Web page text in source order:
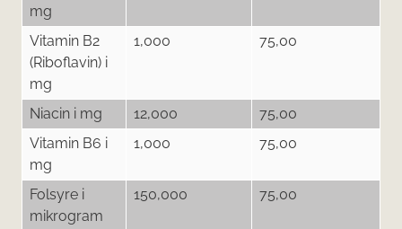
mg
Vitamin B2
(Riboflavin) i
mg
1,000 75,00
Niacin i mg 12,000
75,00
Vitamin B6 i
mg
1,000 75,00
Folsyre i
mikrogram
150,000 75,00